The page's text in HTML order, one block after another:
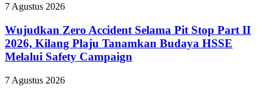
dan
OKUS
Ikuti
Jalan
Senam
Sehat
Wujudkan
Accident
Selama
Pit
Stop
II
7 Agustus 2026
Wujudkan Zero Accident Selama Pit Stop Part II
2026, Kilang Plaju Tanamkan Budaya HSSE
Melalui Safety Campaign
RS
7 Agustus 2026